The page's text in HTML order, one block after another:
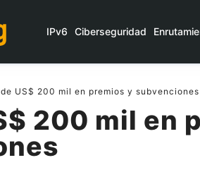
IPv6 Ciberseguridad
US$ 200 mil en premios y subvenciones
200 mil en